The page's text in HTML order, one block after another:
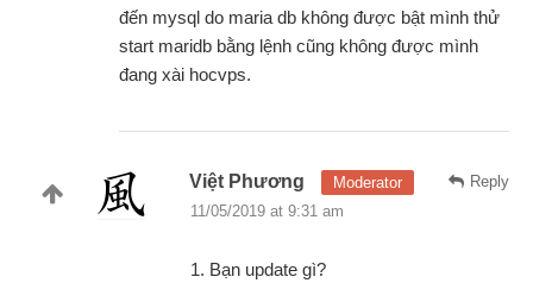
đến mysql do maria db không được bật mình thử
start maridb bằng lệnh cũng không được mình
đang xài hocvps.
Reply
Việt Phương
Moderator
11/05/2019 at 9:31 am
1. Bạn update gì?